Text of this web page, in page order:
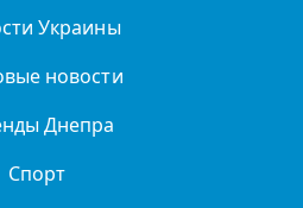
Украины
новости
Днепра
Спорт